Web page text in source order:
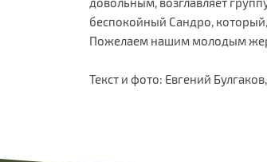
беспокойный Сандро,
Пожелаем нашим молодым
Текст и фото: Евгений